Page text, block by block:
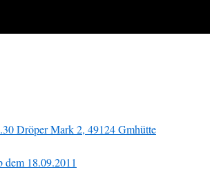
Dröper Mark 2, 49124 Gmhütte
dem 18.09.2011